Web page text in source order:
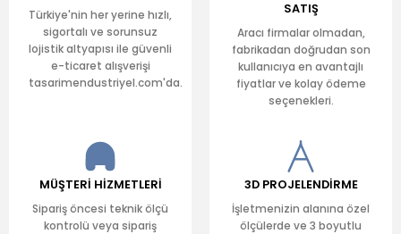
Türkiye'nin her yerine hızlı,
sigortalı ve sorunsuz
lojistik altyapısı ile güvenli
e-ticaret alışverişi
tasarimendustriyel.com'da.
SATIŞ
Aracı firmalar olmadan,
fabrikadan doğrudan son
kullanıcıya en avantajlı
fiyatlar ve kolay ödeme
seçenekleri.
MÜŞTERİ HİZMETLERİ
Sipariş öncesi teknik ölçü
kontrolü veya sipariş
3D PROJELENDİRME
İşletmenizin alanına özel
ölçülerde ve 3 boyutlu